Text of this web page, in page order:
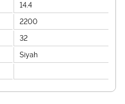
14.4
2200
32
Siyah